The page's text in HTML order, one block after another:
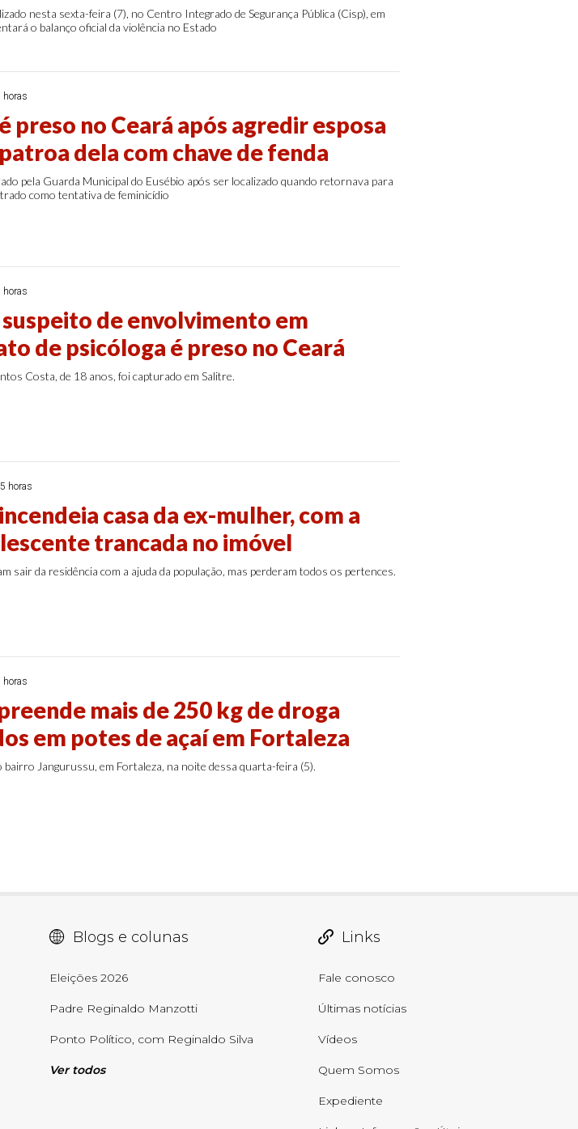
nesta sexta-feira (7), no Centro Integrado de Segurança Pública (Cisp), em
o balanço oficial da violência no Estado
horas
preso no Ceará após agredir esposa
dela com chave de fenda
pela Guarda Municipal do Eusébio após ser localizado quando retornava para
como tentativa de feminicídio
horas
de envolvimento em
de psicóloga é preso no Ceará
Costa, de 18 anos, foi capturado em Salitre.
horas
casa da ex-mulher, com a
trancada no imóvel
sair da residência com a ajuda da população, mas perderam todos os pertences.
horas
mais de 250 kg de droga
em potes de açaí em Fortaleza
Jangurussu, em Fortaleza, na noite dessa quarta-feira (5).
Blogs e colunas
Eleições 2026
Padre Reginaldo Manzotti
Ponto Político, com Reginaldo Silva
Ver todos
Links
Fale conosco
Últimas notícias
Vídeos
Quem Somos
Expediente